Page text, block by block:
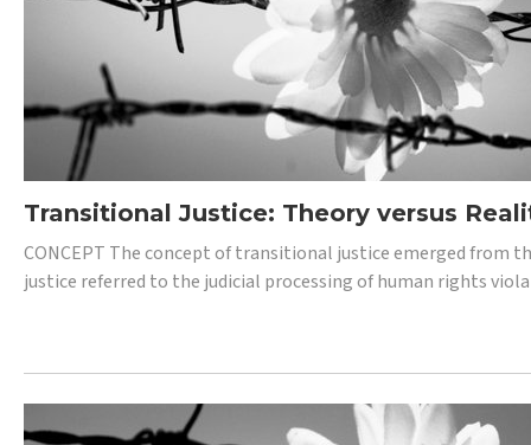
Transitional Justice: Theory versus
CONCEPT The concept of transitional justice emerged
justice referred to the judicial processing of human rights